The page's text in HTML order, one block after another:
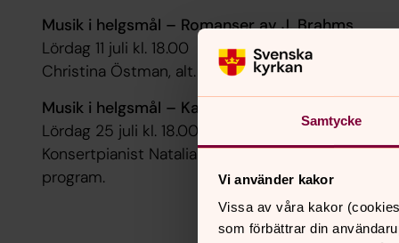
Samtycke
Vi använder kakor
Vissa av våra kakor
som förbättrar din
Musik i helgsmål – Romanser av J. Brahms
Lördag 11 juli kl. 18.00
Christina Östman, alt. Farida Saifeeva, viola. Peter
Musik i helgsmål – Kammarmusikaliska favoriter
Lördag 25 juli kl. 18.00
Konsertpianist Natalia Kremska och cellist
program.